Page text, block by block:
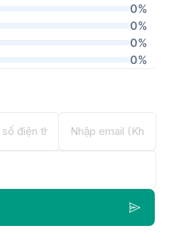
0%
0%
0%
0%